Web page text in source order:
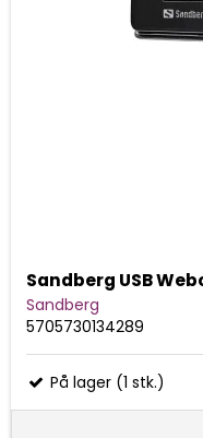
Sandberg USB
Sandberg
5705730134289
På lager (1 stk.)